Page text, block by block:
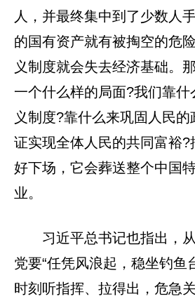
人，并最终集中到了少数人
的国有资产就有被掏空的危
义制度就会失去经济基础。
一个什么样的局面?我们靠什
义制度?靠什么来巩固人民
证实现全体人民的共同富裕?
好下场，它会葬送整个中国
业。
习近平总书记也指出，
党要“任凭风浪起，稳坐钓鱼
时刻听指挥、拉得出，危急